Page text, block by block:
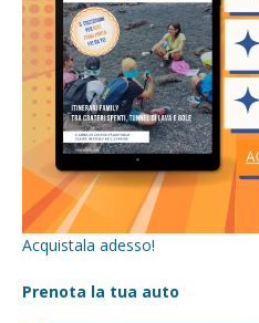
Acquistala adesso!
Prenota la tua auto